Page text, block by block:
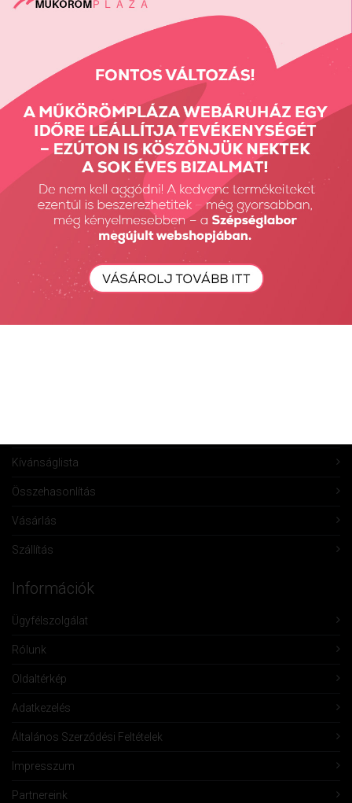
Kötési ideje UV lámpában 2 perc, LED-ben 30mp.
alkalommal
Vissza a tetejére
Részletes Kereső
Keresés
Kívánságlista
Összehasonlítás
Vásárlás
Szállítás
Információk
Ügyfélszolgálat
Rólunk
Oldaltérkép
Adatkezelés
Általános Szerződési Feltételek
Impresszum
Partnereink